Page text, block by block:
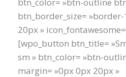
btn_border_size=
20px »
[wpo_button btn_title=
sm » btn_color= »btn-
margin= »0px 0px 20px »